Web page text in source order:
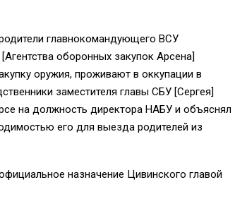
главнокомандующего ВСУ
оборонных закупок Арсена]
оружия, проживают в оккупации в
заместителя главы СБУ [Сергея]
на должность директора НАБУ и объяснял
его для выезда родителей из
назначение Цивинского главой